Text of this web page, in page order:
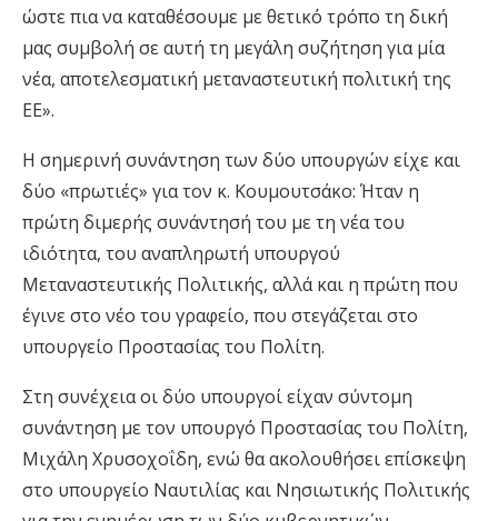
ώστε πια να καταθέσουμε με θετικό τρόπο τη δική
μας συμβολή σε αυτή τη μεγάλη συζήτηση για μία
νέα, αποτελεσματική μεταναστευτική πολιτική της
ΕΕ».
Η σημερινή συνάντηση των δύο υπουργών είχε και
δύο «πρωτιές» για τον κ. Κουμουτσάκο: Ήταν η
πρώτη διμερής συνάντησή του με τη νέα του
ιδιότητα, του αναπληρωτή υπουργού
Μεταναστευτικής Πολιτικής, αλλά και η πρώτη που
έγινε στο νέο του γραφείο, που στεγάζεται στο
υπουργείο Προστασίας του Πολίτη.
Στη συνέχεια οι δύο υπουργοί είχαν σύντομη
συνάντηση με τον υπουργό Προστασίας του Πολίτη,
Μιχάλη Χρυσοχοΐδη, ενώ θα ακολουθήσει επίσκεψη
στο υπουργείο Ναυτιλίας και Νησιωτικής Πολιτικής